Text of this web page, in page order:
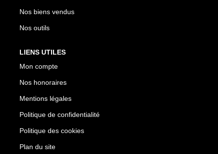
Nos biens vendus
Nos outils
LIENS UTILES
Mon compte
Nos honoraires
Mentions légales
Politique de confidentialité
Politique des cookies
Plan du site